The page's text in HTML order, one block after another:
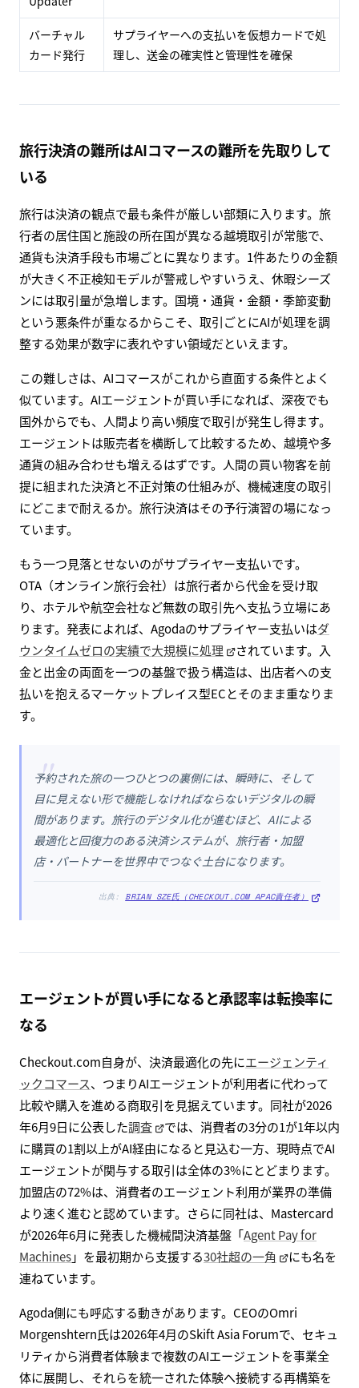
バーチャル
カード発行
サプライヤーへの支払いを仮想カードで処
理し、送金の確実性と管理性を確保
旅行決済の難所はAIコマースの難所を先取りして
いる
旅行は決済の観点で最も条件が厳しい部類に入ります。旅
行者の居住国と施設の所在国が異なる越境取引が常態で、
通貨も決済手段も市場ごとに異なります。1件あたりの金額
が大きく不正検知モデルが警戒しやすいうえ、休暇シーズ
ンには取引量が急増します。国境・通貨・金額・季節変動
という悪条件が重なるからこそ、取引ごとにAIが処理を調
整する効果が数字に表れやすい領域だといえます。
この難しさは、AIコマースがこれから直面する条件とよく
似ています。AIエージェントが買い手になれば、深夜でも
国外からでも、人間より高い頻度で取引が発生し得ます。
エージェントは販売者を横断して比較するため、越境や多
通貨の組み合わせも増えるはずです。人間の買い物客を前
提に組まれた決済と不正対策の仕組みが、機械速度の取引
にどこまで耐えるか。旅行決済はその予行演習の場になっ
ています。
もう一つ見落とせないのがサプライヤー支払いです。
OTA（オンライン旅行会社）は旅行者から代金を受け取
り、ホテルや航空会社など無数の取引先へ支払う立場にあ
ります。発表によれば、Agodaのサプライヤー支払いはダ
ウンタイムゼロの実績で大規模に処理
されています。入
金と出金の両面を一つの基盤で扱う構造は、出店者への支
払いを抱えるマーケットプレイス型ECとそのまま重なりま
す。
"
予約された旅の一つひとつの裏側には、瞬時に、そして
目に見えない形で機能しなければならないデジタルの瞬
間があります。旅行のデジタル化が進むほど、AIによる
最適化と回復力のある決済システムが、旅行者・加盟
店・パートナーを世界中でつなぐ土台になります。
出典: BRIAN SZE氏（CHECKOUT.COM APAC責任者）
エージェントが買い手になると承認率は転換率に
なる
Checkout.com自身が、決済最適化の先にエージェンティ
ックコマース、つまりAIエージェントが利用者に代わって
比較や購入を進める商取引を見据えています。同社が2026
年6月9日に公表した調査
では、消費者の3分の1が1年以内
に購買の1割以上がAI経由になると見込む一方、現時点でAI
エージェントが関与する取引は全体の3%にとどまります。
加盟店の72%は、消費者のエージェント利用が業界の準備
より速く進むと認めています。さらに同社は、Mastercard
が2026年6月に発表した機械間決済基盤「Agent Pay for
Machines」を最初期から支援する30社超の一角
にも名を
連ねています。
Agoda側にも呼応する動きがあります。CEOのOmri
Morgenshtern氏は2026年4月のSkift Asia Forumで、セキュ
リティから消費者体験まで複数のAIエージェントを事業全
体に展開し、それらを統一された体験へ接続する再構築を